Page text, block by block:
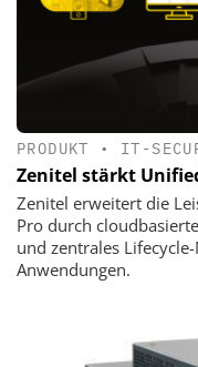
PRODUKT • IT-
Zenitel stärkt
Zenitel erweitert die
Pro durch
und zentrales
Anwendungen.